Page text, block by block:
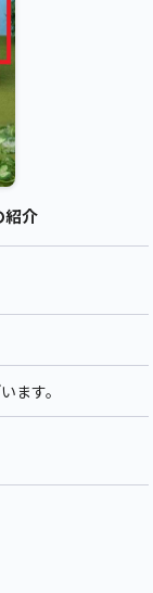
紹介
す。